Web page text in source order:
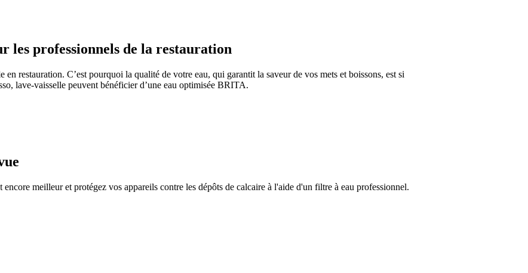
les professionnels de la restauration
en restauration. C’est pourquoi la qualité de votre eau, qui garantit la saveur de vos mets et boissons, est si
lave-vaisselle peuvent bénéficier d’une eau optimisée BRITA.
meilleur et protégez vos appareils contre les dépôts de calcaire à l'aide d'un filtre à eau professionnel.